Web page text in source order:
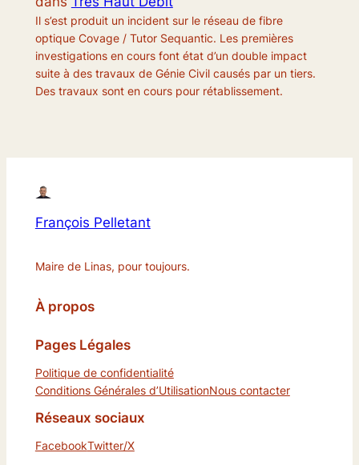
Il s’est produit un incident sur le réseau de fibre
optique Covage / Tutor Sequantic. Les premières
investigations en cours font état d’un double impact
suite à des travaux de Génie Civil causés par un tiers.
Des travaux sont en cours pour rétablissement.
François Pelletant
Maire de Linas, pour toujours.
À propos
Pages Légales
Politique de confidentialité
Conditions Générales d’UtilisationNous contacter
Réseaux sociaux
FacebookTwitter/X